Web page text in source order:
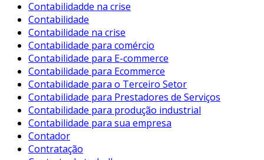
Contabilidadde na crise
Contabilidade
Contabilidade na crise
Contabilidade para comércio
Contabilidade para E-commerce
Contabilidade para Ecommerce
Contabilidade para o Terceiro Setor
Contabilidade para Prestadores de Serviços
Contabilidade para produção industrial
Contabilidade para sua empresa
Contador
Contratação